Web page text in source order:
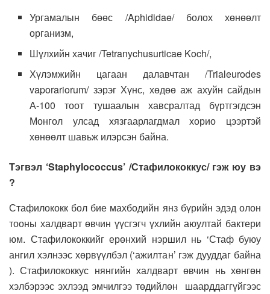
Ургамалын бөөс /Aphididae/ болох хөнөөлт
организм,
Шүлхийн хачиг /Tetranychusurticae Koch/,
Хүлэмжийн цагаан далавчтан /Trialeurodes
vaporariorum/ зэрэг Хүнс, хөдөө аж ахуйн сайдын
А-100 тоот тушаалын хавсралтад бүртгэгдсэн
Монгол улсад хязгаарлагдмал хорио цээртэй
хөнөөлт шавьж илэрсэн байна.
Тэгвэл ‘Staphylococcus’ /Стафилококкус/ гэж юу вэ
?
Стафилококк бол бие махбодийн янз бүрийн эдэд олон
тооны халдварт өвчин үүсгэгч үхлийн аюултай бактери
юм. Стафилококкийг ерөнхий нэршил нь ‘Стаф буюу
ангил хэлнээс хөрвүүлбэл (‘ажилтан’ гэж дууддаг байна
). Стафилококкус нянгийн халдварт өвчин нь хөнгөн
хэлбэрээс эхлээд эмчилгээ төдийлөн шаарддаггүйгээс